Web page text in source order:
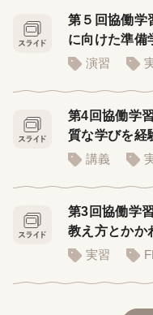
第５回協働学
に向けた準備
演習
第4回協働学
質な学びを経
講義
第3回協働学
教え方とかか
実習